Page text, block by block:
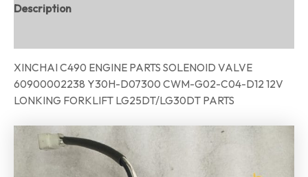
Description
XINCHAI C490 ENGINE PARTS SOLENOID VALVE
60900002238 Y30H-D07300 CWM-G02-C04-D12 12V
LONKING FORKLIFT LG25DT/LG30DT PARTS